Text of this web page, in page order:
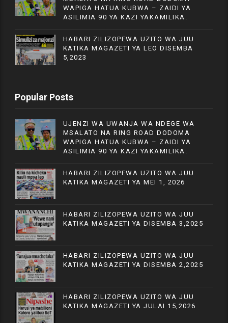
WAPIGA HATUA KUBWA – ZAIDI YA
ASILIMIA 90 YA KAZI YAKAMILIKA.
HABARI ZILIZOPEWA UZITO WA JUU
KATIKA MAGAZETI YA LEO DISEMBA
5,2023
Popular Posts
UJENZI WA UWANJA WA NDEGE WA
MSALATO NA RING ROAD DODOMA
WAPIGA HATUA KUBWA – ZAIDI YA
ASILIMIA 90 YA KAZI YAKAMILIKA.
HABARI ZILIZOPEWA UZITO WA JUU
KATIKA MAGAZETI YA MEI 1, 2026
HABARI ZILIZOPEWA UZITO WA JUU
KATIKA MAGAZETI YA DISEMBA 3,2025
HABARI ZILIZOPEWA UZITO WA JUU
KATIKA MAGAZETI YA DISEMBA 2,2025
HABARI ZILIZOPEWA UZITO WA JUU
KATIKA MAGAZETI YA JULAI 15,2026